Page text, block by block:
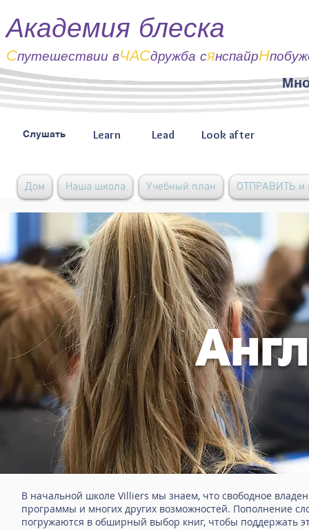
Академия блеска
Спутешествии вЧАСдружба сянспайрН
Слушать Learn Lead Look after
Дом Наша школа Учебный план ОТПРАВИТЬ и
В начальной школе Villiers мы знаем, что свободное
программы и многих других возможностей. Пополнение
погружаются в обширный выбор книг, чтобы поддержать